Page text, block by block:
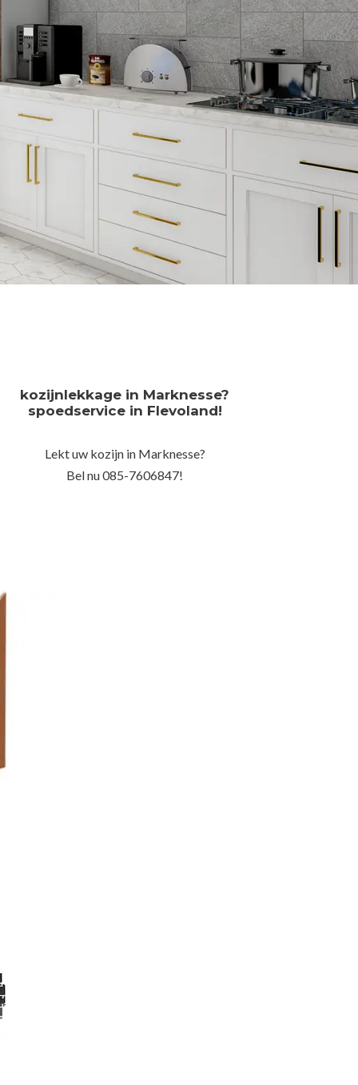
kozijnlekkage in Marknesse?
spoedservice in Flevoland!
Lekt uw kozijn in Marknesse?
Bel nu 085-7606847!